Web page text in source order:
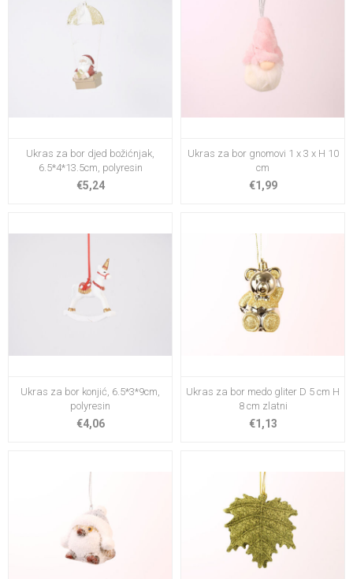
Ukras za bor djed božićnjak,
6.5*4*13.5cm, polyresin
€5,24
Ukras za bor gnomovi 1 x 3 x H 10
cm
€1,99
Ukras za bor konjić, 6.5*3*9cm,
polyresin
€4,06
Ukras za bor medo gliter D 5 cm H
8 cm zlatni
€1,13